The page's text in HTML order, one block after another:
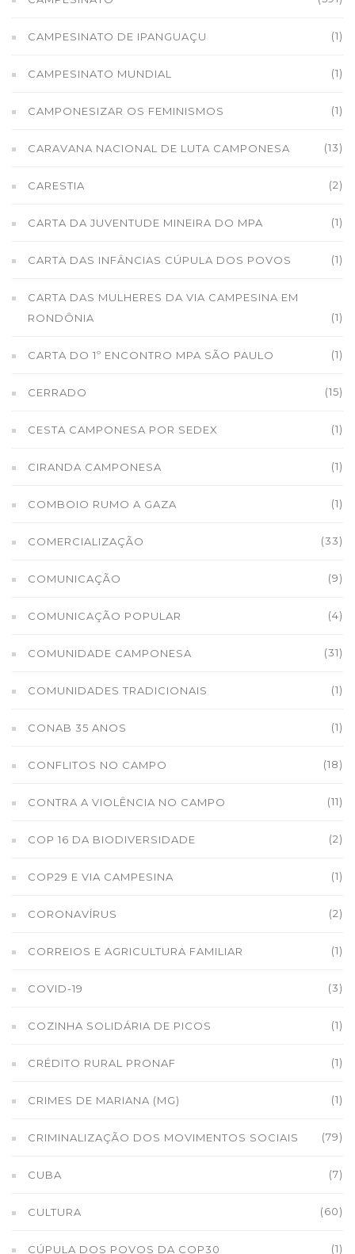
CAMPESINATO DE IPANGUAÇU (1)
CAMPESINATO MUNDIAL (1)
CAMPONESIZAR OS FEMINISMOS (1)
CARAVANA NACIONAL DE LUTA CAMPONESA (13)
CARESTIA (2)
CARTA DA JUVENTUDE MINEIRA DO MPA (1)
CARTA DAS INFÂNCIAS CÚPULA DOS POVOS (1)
CARTA DAS MULHERES DA VIA CAMPESINA EM
RONDÔNIA
(1)
CARTA DO 1º ENCONTRO MPA SÃO PAULO (1)
CERRADO (15)
CESTA CAMPONESA POR SEDEX (1)
CIRANDA CAMPONESA (1)
COMBOIO RUMO A GAZA (1)
COMERCIALIZAÇÃO (33)
COMUNICAÇÃO (9)
COMUNICAÇÃO POPULAR (4)
COMUNIDADE CAMPONESA (31)
COMUNIDADES TRADICIONAIS (1)
CONAB 35 ANOS (1)
CONFLITOS NO CAMPO (18)
CONTRA A VIOLÊNCIA NO CAMPO (11)
COP 16 DA BIODIVERSIDADE (2)
COP29 E VIA CAMPESINA (1)
CORONAVÍRUS (2)
CORREIOS E AGRICULTURA FAMILIAR (1)
COVID-19 (3)
COZINHA SOLIDÁRIA DE PICOS (1)
CRÉDITO RURAL PRONAF (1)
CRIMES DE MARIANA (MG) (1)
CRIMINALIZAÇÃO DOS MOVIMENTOS SOCIAIS (79)
CUBA (7)
CULTURA (60)
CÚPULA DOS POVOS DA COP30 (1)